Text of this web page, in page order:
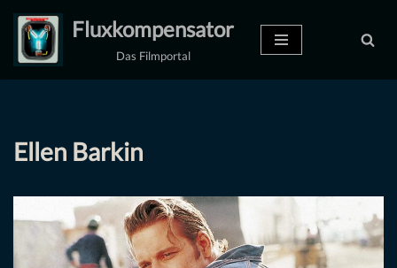
Zum
Inhalt
Fluxkompensator
Das Filmportal
Ellen Barkin